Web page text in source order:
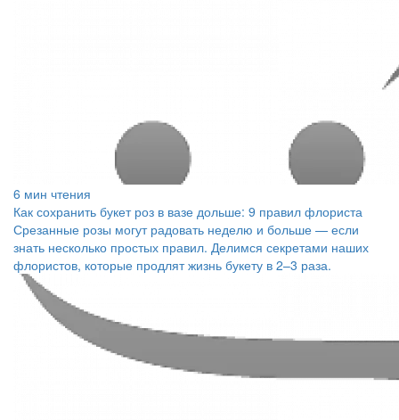
6 мин чтения
Как сохранить букет роз в вазе дольше: 9 правил флориста
Срезанные розы могут радовать неделю и больше — если
знать несколько простых правил. Делимся секретами наших
флористов, которые продлят жизнь букету в 2–3 раза.